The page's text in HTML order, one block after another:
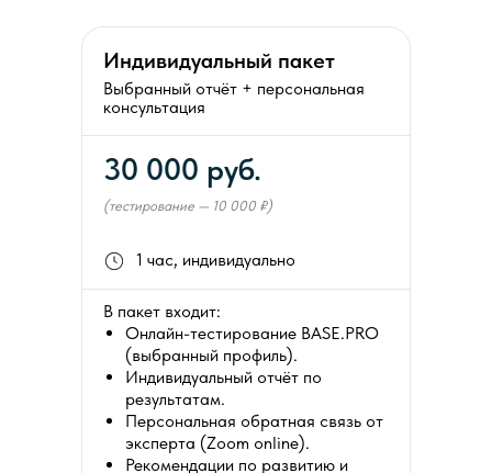
Индивидуальный пакет
Выбранный отчёт + персональная
консультация
30 000 руб.
В пакет входит:
Онлайн-тестирование BASE.PRO
(выбранный профиль).
Индивидуальный отчёт по
результатам.
Персональная обратная связь от
эксперта (Zoom online).
Рекомендации по развитию и
1 час, индивидуально
(тестирование — 10 000 ₽)